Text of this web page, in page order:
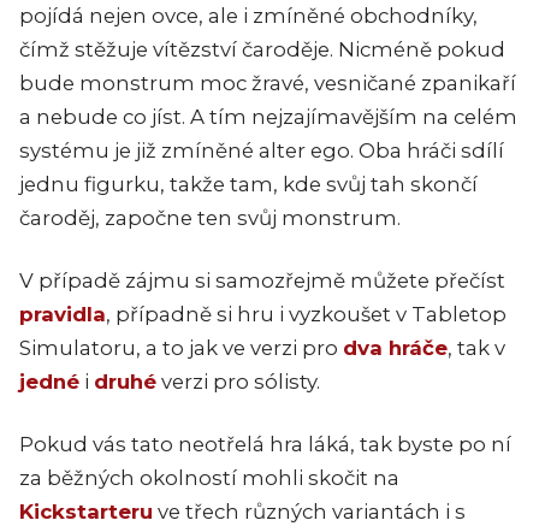
pojídá nejen ovce, ale i zmíněné obchodníky,
čímž stěžuje vítězství čaroděje. Nicméně pokud
bude monstrum moc žravé, vesničané zpanikaří
a nebude co jíst. A tím nejzajímavějším na celém
systému je již zmíněné alter ego. Oba hráči sdílí
jednu figurku, takže tam, kde svůj tah skončí
čaroděj, započne ten svůj monstrum.
V případě zájmu si samozřejmě můžete přečíst
pravidla, případně si hru i vyzkoušet v Tabletop
Simulatoru, a to jak ve verzi pro dva hráče, tak v
jedné i druhé verzi pro sólisty.
Pokud vás tato neotřelá hra láká, tak byste po ní
za běžných okolností mohli skočit na
Kickstarteru ve třech různých variantách i s